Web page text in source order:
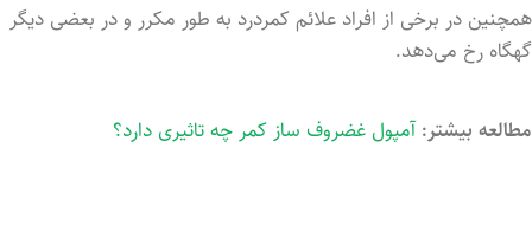
همچنین در برخی از افراد علائم کمردرد به طور مکرر و در بعضی دیگر
گهگاه رخ می‌دهد.
مطالعه بیشتر: آمپول غضروف ساز کمر چه تاثیری دارد؟